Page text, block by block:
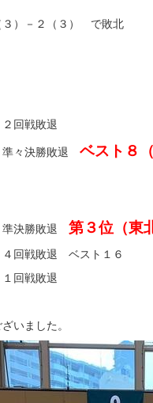
）－２（３） で敗北
回戦敗退
々決勝敗退 ベスト８
決勝敗退 第３位（東
回戦敗退 ベスト１６
回戦敗退
いました。